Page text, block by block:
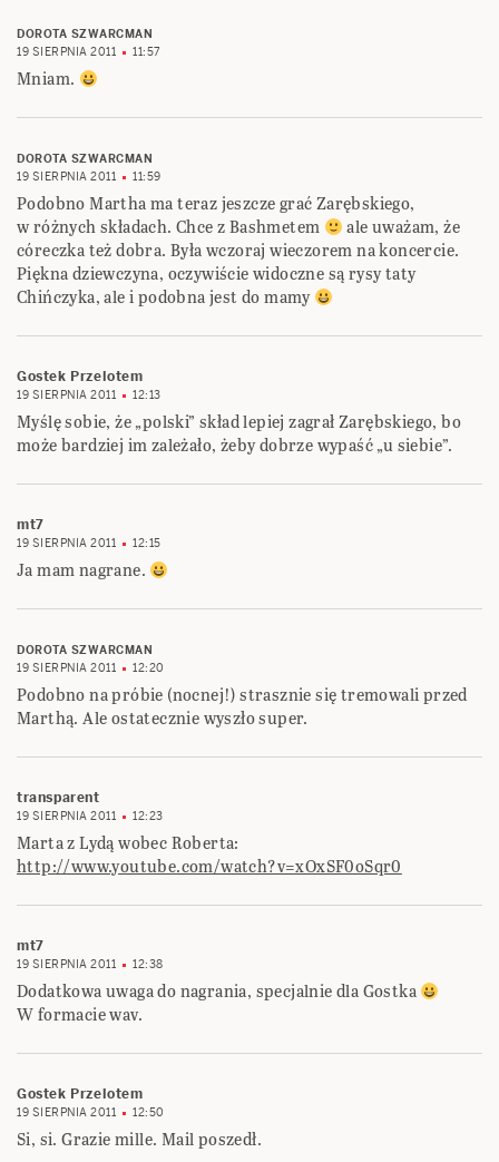
DOROTA SZWARCMAN
19 SIERPNIA 2011
11:57
Mniam.
DOROTA SZWARCMAN
19 SIERPNIA 2011
11:59
Podobno Martha ma teraz jeszcze grać Zarębskiego,
w różnych składach. Chce z Bashmetem
ale uważam, że
córeczka też dobra. Była wczoraj wieczorem na koncercie.
Piękna dziewczyna, oczywiście widoczne są rysy taty
Chińczyka, ale i podobna jest do mamy
Gostek Przelotem
19 SIERPNIA 2011 12:13
Myślę sobie, że „polski” skład lepiej zagrał Zarębskiego, bo
może bardziej im zależało, żeby dobrze wypaść „u siebie”.
mt7
19 SIERPNIA 2011 12:15
Ja mam nagrane.
DOROTA SZWARCMAN
19 SIERPNIA 2011
12:20
Podobno na próbie (nocnej!) strasznie się tremowali przed
Marthą. Ale ostatecznie wyszło super.
transparent
19 SIERPNIA 2011 12:23
Marta z Lydą wobec Roberta:
http://www.youtube.com/watch?v=xOxSF0oSqr0
mt7
19 SIERPNIA 2011 12:38
Dodatkowa uwaga do nagrania, specjalnie dla Gostka
W formacie wav.
Gostek Przelotem
19 SIERPNIA 2011 12:50
Si, si. Grazie mille. Mail poszedł.